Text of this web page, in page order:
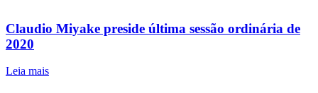
Claudio Miyake preside última sessão ordinária de
2020
Leia mais